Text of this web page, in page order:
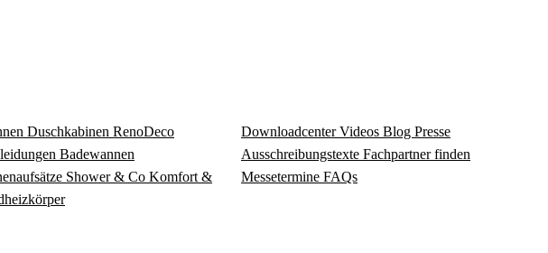
Duschkabinen RenoDeco
Badewannen
Shower & Co Komfort &
Download­centerVideos Blog Presse
Ausschreibungstexte Fachpartner finden
Messetermine FAQs